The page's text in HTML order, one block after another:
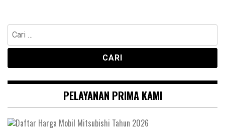
Cari
untuk:
PELAYANAN PRIMA KAMI